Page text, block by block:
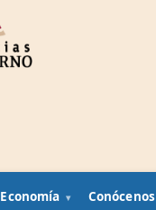
Economía Conócenos